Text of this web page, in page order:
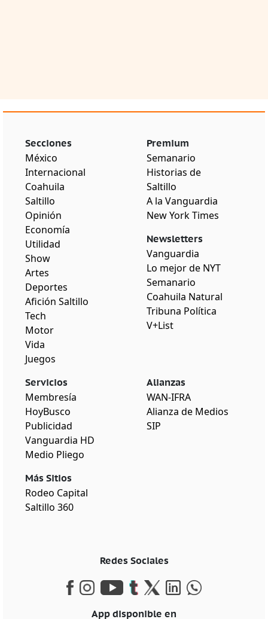
Secciones
México
Internacional
Coahuila
Saltillo
Opinión
Economía
Utilidad
Show
Artes
Deportes
Afición Saltillo
Tech
Motor
Vida
Juegos
Premium
Semanario
Historias de
Saltillo
A la Vanguardia
New York Times
Newsletters
Vanguardia
Lo mejor de NYT
Semanario
Coahuila Natural
Tribuna Política
V+List
Servicios
Membresía
HoyBusco
Publicidad
Vanguardia HD
Medio Pliego
Más Sitios
Rodeo Capital
Saltillo 360
Alianzas
WAN-IFRA
Alianza de Medios
SIP
Redes Sociales
App disponible en